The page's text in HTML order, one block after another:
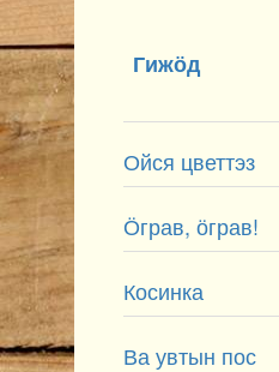
Гижӧд
Ойся цветтэз
Ӧграв, ӧграв!
Косинка
Ва увтын пос